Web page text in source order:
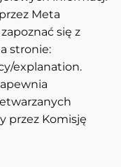
Meta
się z
stronie:
explanation.
przez Komisję